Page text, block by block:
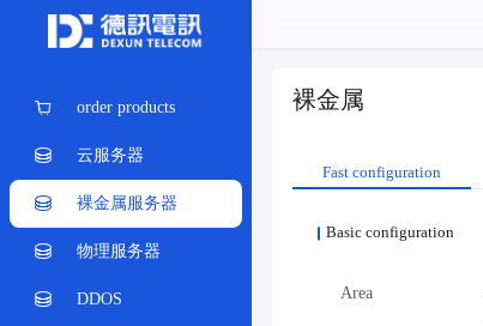
order products
云服务器
裸金属服务器
物理服务器
DDOS
裸金属
Fast configuration
Basic configuration
Area